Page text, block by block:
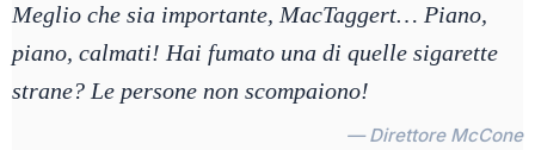
Meglio che sia importante, MacTaggert… Piano,
piano, calmati! Hai fumato una di quelle sigarette
strane? Le persone non scompaiono!
— Direttore McCone